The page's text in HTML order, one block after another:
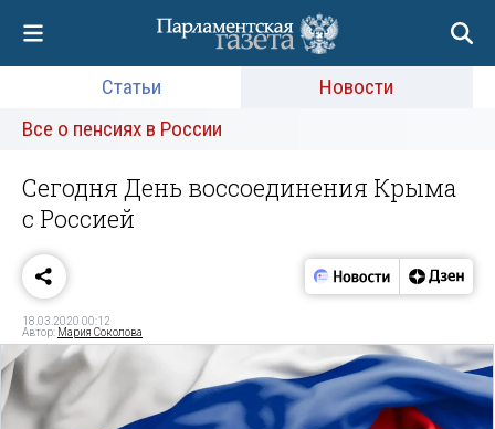
Статьи
Новости
Все о пенсиях в России
Сегодня День воссоединения Крыма
с Россией
18.03.2020 00:12
Автор: Мария Соколова